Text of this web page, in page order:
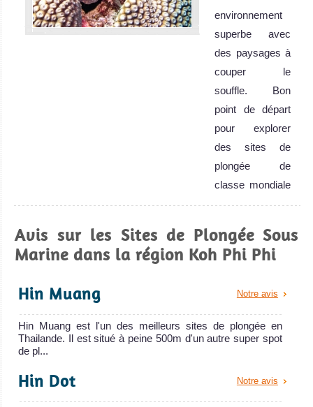
environnement
superbe avec
des paysages à
couper le
souffle. Bon
point de départ
pour explorer
des sites de
plongée de
classe mondiale
de la Mer
Koh Phi Phi Avis
sur la plongée
Avis sur les Sites de Plongée Sous
Marine dans la région Koh Phi Phi
Notre avis
Hin Muang
Hin Muang est l'un des meilleurs sites de plongée en
Thailande. Il est situé à peine 500m d'un autre super spot
de pl...
Notre avis
Hin Dot